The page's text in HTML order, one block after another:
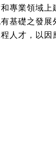
專業領域
基礎之發
人才，以